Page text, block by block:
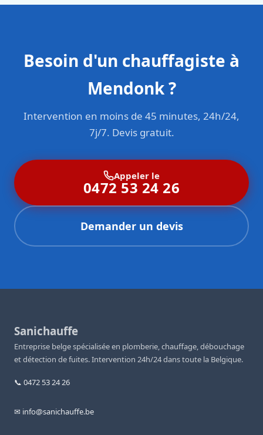
Besoin d'un chauffagiste à
Mendonk ?
Intervention en moins de 45 minutes, 24h/24,
7j/7. Devis gratuit.
Appeler le
0472 53 24 26
Demander un devis
Sanichauffe
Entreprise belge spécialisée en plomberie, chauffage, débouchage
et détection de fuites. Intervention 24h/24 dans toute la Belgique.
📞 0472 53 24 26
✉ info@sanichauffe.be